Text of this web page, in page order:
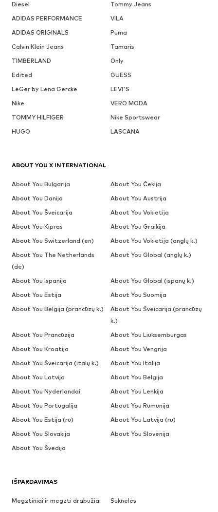
Diesel
Tommy Jeans
ADIDAS PERFORMANCE
VILA
ADIDAS ORIGINALS
Puma
Calvin Klein Jeans
Tamaris
TIMBERLAND
Only
Edited
GUESS
LeGer by Lena Gercke
LEVI'S
Nike
VERO MODA
TOMMY HILFIGER
Nike Sportswear
HUGO
LASCANA
IŠPARDAVIMAS
Megztiniai ir megzti drabužiai
Suknelės
ABOUT YOU X INTERNATIONAL
About You Bulgarija
About You Čekija
About You Danija
About You Austrija
About You Šveicarija
About You Vokietija
About You Kipras
About You Graikija
About You Switzerland (en)
About You Vokietija (anglų k.)
About You The Netherlands
(de)
About You Global (anglų k.)
About You Ispanija
About You Global (ispanų k.)
About You Estija
About You Suomija
About You Belgija (prancūzų k.)
About You Šveicarija (prancūzų
k.)
About You Prancūzija
About You Liuksemburgas
About You Kroatija
About You Vengrija
About You Šveicarija (italų k.)
About You Italija
About You Latvija
About You Belgija
About You Nyderlandai
About You Lenkija
About You Portugalija
About You Rumunija
About You Estija (ru)
About You Latvija (ru)
About You Slovakija
About You Slovėnija
About You Švedija